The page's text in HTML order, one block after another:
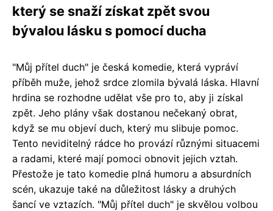
který se snaží získat zpět svou
bývalou lásku s pomocí ducha
"Můj přítel duch" je česká komedie, která vypráví
příběh muže, jehož srdce zlomila bývalá láska. Hlavní
hrdina se rozhodne udělat vše pro to, aby ji získal
zpět. Jeho plány však dostanou nečekaný obrat,
když se mu objeví duch, který mu slibuje pomoc.
Tento neviditelný rádce ho provází různými situacemi
a radami, které mají pomoci obnovit jejich vztah.
Přestože je tato komedie plná humoru a absurdních
scén, ukazuje také na důležitost lásky a druhých
šancí ve vztazích. "Můj přítel duch" je skvělou volbou